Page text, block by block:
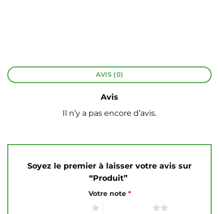
AVIS (0)
Avis
Il n’y a pas encore d’avis.
Soyez le premier à laisser votre avis sur
“Produit”
Votre note *